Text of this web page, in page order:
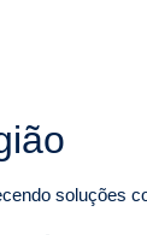
soluções